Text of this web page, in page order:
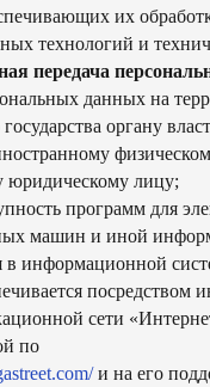
их
технологий и
передача
данных на
органу
юридическому лицу;
программ для
машин и иной
в информационной
посредством
сети
по
и на его